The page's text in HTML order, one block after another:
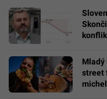
Mladý
street